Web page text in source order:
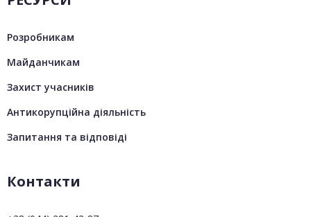
Розробникам
Майданчикам
Захист учасників
Антикорупційна діяльність
Запитання та відповіді
Контакти